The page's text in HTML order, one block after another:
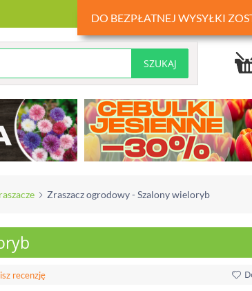
DO BEZPŁATNEJ WYSYŁKI
Zraszacz ogrodowy - Szalony wieloryb
recenzję